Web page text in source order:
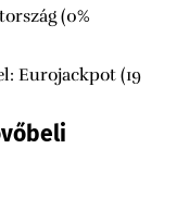
(0%
Eurojackpot (19